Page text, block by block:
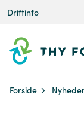
Driftinfo
Forside